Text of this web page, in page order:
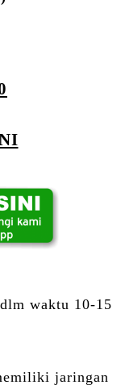
waktu 10-15
jaringan